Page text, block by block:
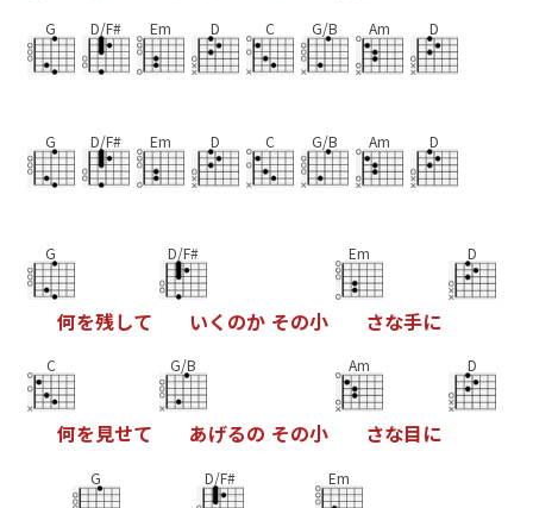
G D/F# Em D C G/B Am D
G D/F# Em D C G/B Am D
G
何を残して
D/F#
いく のか その小
Em
さな手に
D
C
何を見せて
G/B
あげるの その小
Am
さな目に
D
G D/F# Em